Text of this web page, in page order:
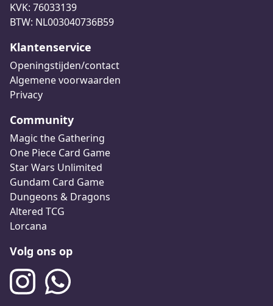
KVK: 76033139
BTW: NL003040736B59
Klantenservice
Openingstijden/contact
Algemene voorwaarden
Privacy
Community
Magic the Gathering
One Piece Card Game
Star Wars Unlimited
Gundam Card Game
Dungeons & Dragons
Altered TCG
Lorcana
Volg ons op